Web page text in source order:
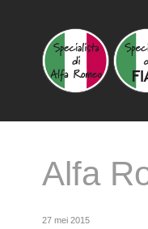
Alfa
27 mei 2015